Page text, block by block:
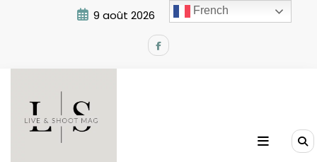
9 août 2026 1:38:28 PM
French